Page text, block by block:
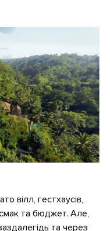
вілл, гестхаусів,
смак та бюджет. Але,
та через